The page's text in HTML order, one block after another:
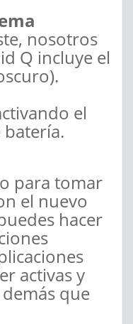
nosotros
Q incluye el
el
para tomar
el nuevo
hacer
activas y
que